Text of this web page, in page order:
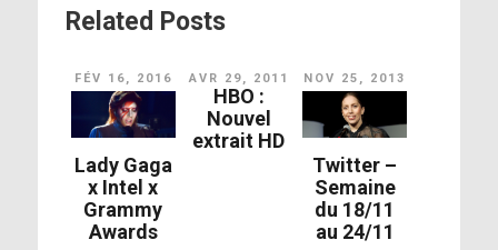
Related Posts
FÉV 16, 2016
Lady Gaga
x Intel x
Grammy
Awards
AVR 29, 2011
HBO :
Nouvel
extrait HD
NOV 25, 2013
Twitter –
Semaine
du 18/11
au 24/11